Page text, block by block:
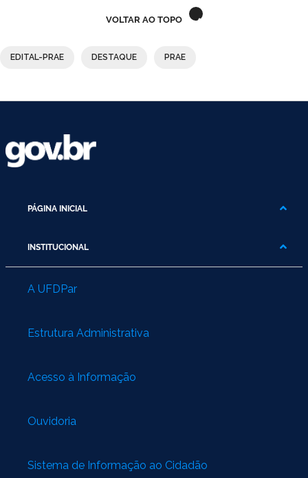
VOLTAR AO TOPO
EDITAL-PRAE DESTAQUE PRAE
PÁGINA INICIAL
INSTITUCIONAL
A UFDPar
Estrutura Administrativa
Acesso à Informação
Ouvidoria
Sistema de Informação ao Cidadão